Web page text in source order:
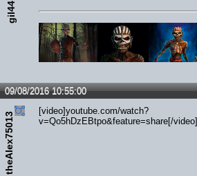
gil44
09/08/2016 10:55:00
theAlex75013
[video]youtube.com/watch?
v=Qo5hDzEBtpo&feature=share[/video]